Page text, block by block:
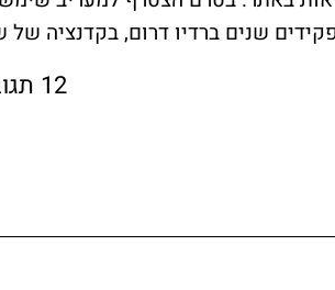
שנים ברדיו דרום, בקדנציה
12 תגובות